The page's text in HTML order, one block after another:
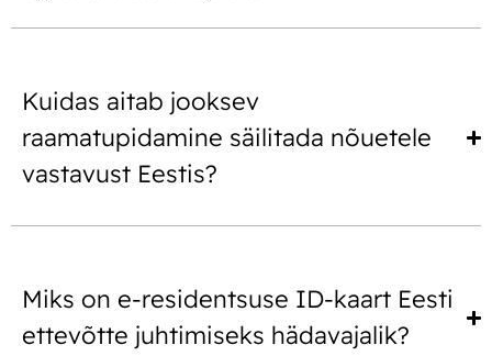
Kuidas aitab jooksev
raamatupidamine säilitada nõuetele
vastavust Eestis?
Miks on e-residentsuse ID-kaart Eesti
ettevõtte juhtimiseks hädavajalik?